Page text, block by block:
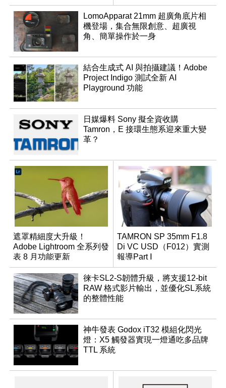
焦專利
LomoApparat 21mm 超廣角底片相
機登場，集合無限創意、超廣視
角、簡單操作於一身
結合生成式 AI 與拍攝建議！Adobe
Project Indigo 測試全新 AI
Playground 功能
日媒爆料 Sony 擬全資收購
Tamron，E 接環生態系迎來重大變
革？
遮罩精細度大升級！
Adobe Lightroom 全系列發
表 8 月功能更新
TAMRON SP 35mm F1.8
Di VC USD（F012）實測
報導Part Ⅰ
徠卡SL2-S韌體升級，將支援12-bit
RAW 格式影片輸出，並優化SL系統
的整體性能
神牛發表 Godox iT32 模組化閃光
燈：X5 觸發器實現一燈通吃多品牌
TTL 系統